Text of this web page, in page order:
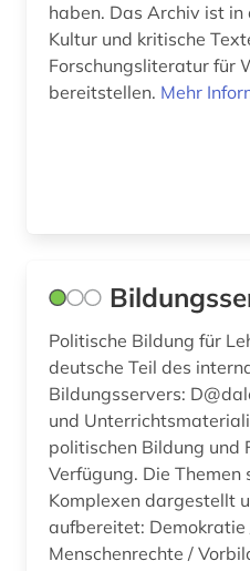
gesellschaft (19)
gesundheit (1)
handel (6)
hans-jochen vogel (1)
historische karte (1)
hongkong (2)
ideengeschichte (1)
indien (1)
haben. Das Archiv ist
Kultur und kritische
Forschungsliteratur für
bereitstellen. Mehr
Politische Bildung für
deutsche Teil des
Bildungsservers: D@dalos stellt Informations-
und
politischen Bildung und
Verfügung. Die
Komplexen dargestellt
aufbereitet: Demokratie / Parteien
Menschenrechte /